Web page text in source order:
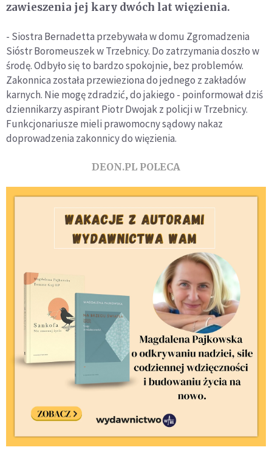
zawieszenia jej kary dwóch lat więzienia.
- Siostra Bernadetta przebywała w domu Zgromadzenia
Sióstr Boromeuszek w Trzebnicy. Do zatrzymania doszło w
środę. Odbyło się to bardzo spokojnie, bez problemów.
Zakonnica została przewieziona do jednego z zakładów
karnych. Nie mogę zdradzić, do jakiego - poinformował dziś
dziennikarzy aspirant Piotr Dwojak z policji w Trzebnicy.
Funkcjonariusze mieli prawomocny sądowy nakaz
doprowadzenia zakonnicy do więzienia.
DEON.PL POLECA